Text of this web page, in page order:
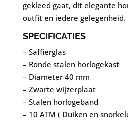
gekleed gaat, dit elegante
outfit en iedere gelegenheid.
SPECIFICATIES
– Saffierglas
– Ronde stalen horlogekast
– Diameter 40 mm
– Zwarte wijzerplaat
– Stalen horlogeband
– 10 ATM ( Duiken en